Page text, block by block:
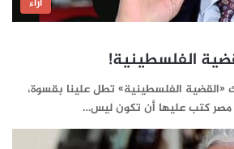
الفلسطينية!
«القضية الفلسطينية» تطل علينا بقسوة،
مصر كتب عليها أن تكون ليس…